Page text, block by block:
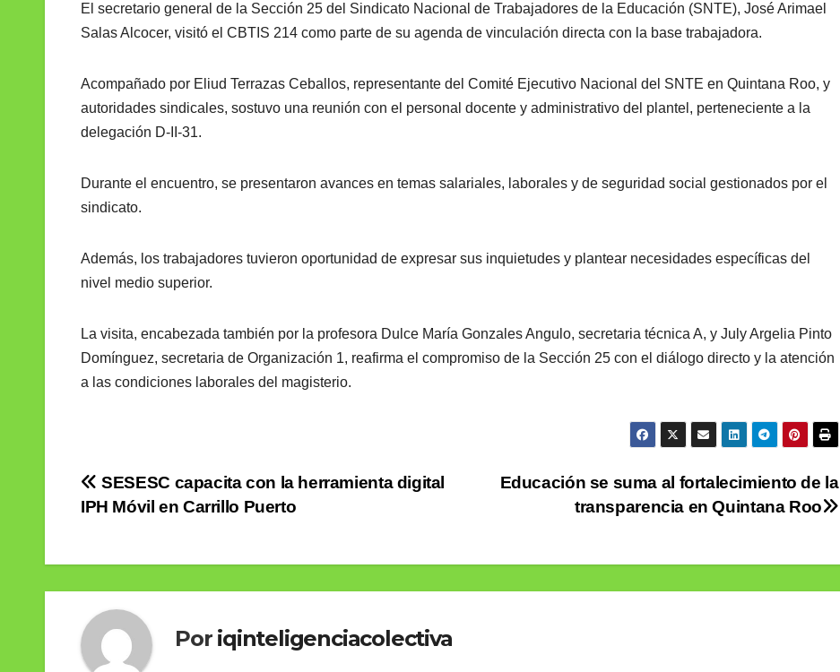
El secretario general de la Sección 25 del Sindicato Nacional de Trabajadores de la Educación (SNTE), José Arimael
Salas Alcocer, visitó el CBTIS 214 como parte de su agenda de vinculación directa con la base trabajadora.
Acompañado por Eliud Terrazas Ceballos, representante del Comité Ejecutivo Nacional del SNTE en Quintana Roo, y
autoridades sindicales, sostuvo una reunión con el personal docente y administrativo del plantel, perteneciente a la
delegación D-II-31.
Durante el encuentro, se presentaron avances en temas salariales, laborales y de seguridad social gestionados por el
sindicato.
Además, los trabajadores tuvieron oportunidad de expresar sus inquietudes y plantear necesidades específicas del
nivel medio superior.
La visita, encabezada también por la profesora Dulce María Gonzales Angulo, secretaria técnica A, y July Argelia Pinto
Domínguez, secretaria de Organización 1, reafirma el compromiso de la Sección 25 con el diálogo directo y la atención
a las condiciones laborales del magisterio.
Navegación
entradas
Educación se suma al fortalecimiento de la
transparencia en Quintana Roo
SESESC capacita con la herramienta digital
IPH Móvil en Carrillo Puerto
Por iqinteligenciacolectiva